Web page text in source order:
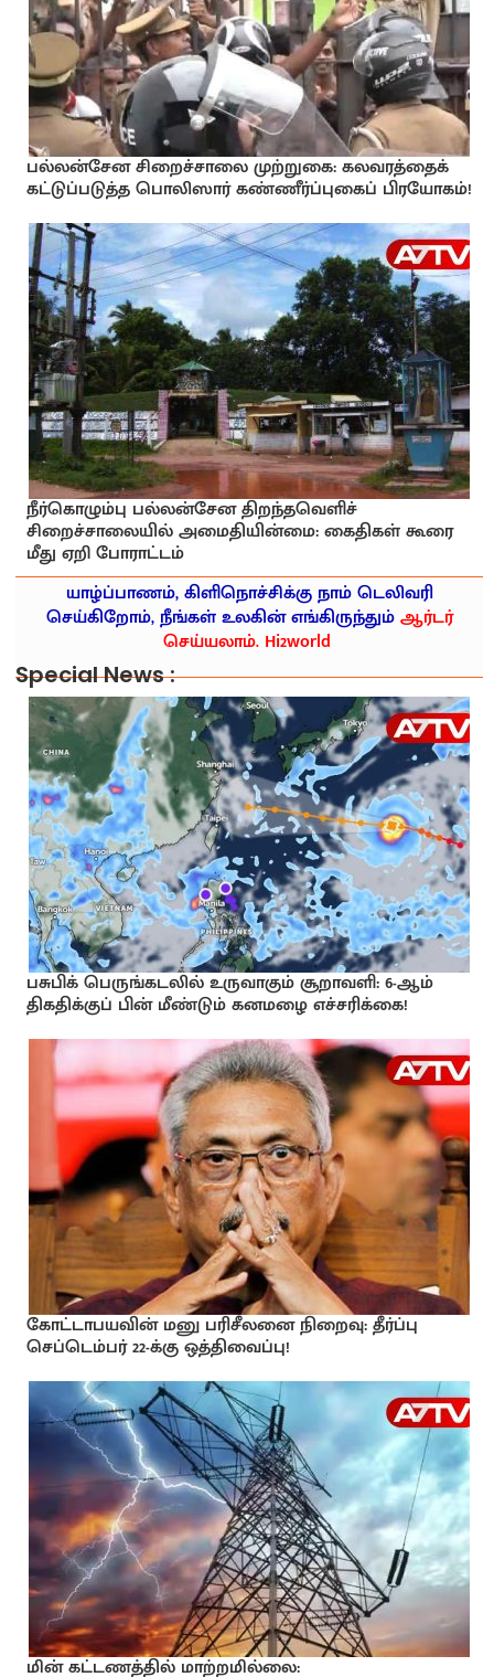
பல்லன்சேன சிறைச்சாலை முற்றுகை: கலவரத்தைக்
கட்டுப்படுத்த பொலிஸார் கண்ணீர்ப்புகைப் பிரயோகம்!
நீர்கொழும்பு பல்லன்சேன திறந்தவெளிச்
சிறைச்சாலையில் அமைதியின்மை: கைதிகள் கூரை
மீது ஏறி போராட்டம்
யாழ்ப்பாணம், கிளிநொச்சிக்கு நாம் டெலிவரி
செய்கிறோம், நீங்கள் உலகின் எங்கிருந்தும்ஆர்டர்
செய்யலாம். Hi2world
Special News :
பசுபிக் பெருங்கடலில் உருவாகும் சூறாவளி: 6-ஆம்
திகதிக்குப் பின் மீண்டும் கனமழை எச்சரிக்கை!
கோட்டாபயவின் மனு பரிசீலனை நிறைவு: தீர்ப்பு
செப்டெம்பர் 22-க்கு ஒத்திவைப்பு!
மின் கட்டணத்தில் மாற்றமில்லை: